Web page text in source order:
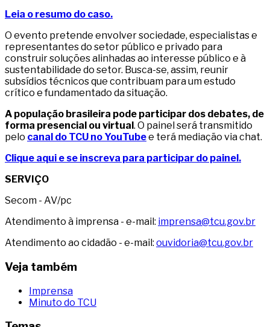
Leia o resumo do caso.
O evento pretende envolver sociedade, especialistas e
representantes do setor público e privado para
construir soluções alinhadas ao interesse público e à
sustentabilidade do setor. Busca-se, assim, reunir
subsídios técnicos que contribuam para um estudo
crítico e fundamentado da situação.
A população brasileira pode participar dos debates, de
forma presencial ou virtual. O painel será transmitido
pelo canal do TCU no YouTubee terá mediação via chat.
Clique aqui e se inscreva para participar do painel.
SERVIÇO
Secom - AV/pc
Atendimento à imprensa - e-mail: imprensa@tcu.gov.br
Atendimento ao cidadão - e-mail: ouvidoria@tcu.gov.br
Veja também
Imprensa
Minuto do TCU